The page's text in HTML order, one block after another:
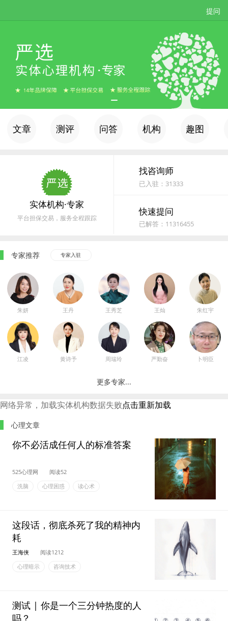
提问
文章 测评 问答 机构 趣图
实体机构·专家
平台担保交易，服务全程跟踪
找咨询师
已入驻：31333
快速提问
已解答：11316455
专家推荐 专家入驻
朱妍 王丹 王秀芝 王灿 朱红宇
江凌 黄诗予 周瑞玲 严勤奋 卜明臣
更多专家...
网络异常，加载实体机构数据失败点击重新加载
心理文章
你不必活成任何人的标准答案
525心理网
阅读52
洗脑
心理困惑 读心术
这段话，彻底杀死了我的精神内
耗
王海侠
阅读1212
心理暗示
咨询技术
测试 | 你是一个三分钟热度的人
吗？